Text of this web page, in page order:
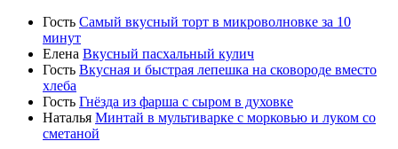
Гость Самый вкусный торт в микроволновке за 10
минут
Елена Вкусный пасхальный кулич
Гость Вкусная и быстрая лепешка на сковороде вместо
хлеба
Гость Гнёзда из фарша с сыром в духовке
Наталья Минтай в мультиварке с морковью и луком со
сметаной